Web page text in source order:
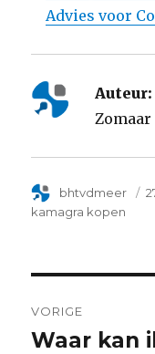
Advies voor
Auteur:
Author
bhtvdmeer
kamagra kopen
navigation
VORIGE
Previous
Waar kan